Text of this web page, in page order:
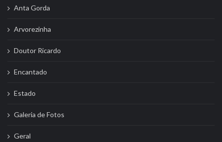
Anta Gorda
Arvorezinha
Doutor Ricardo
Encantado
Estado
Galeria de Fotos
Geral